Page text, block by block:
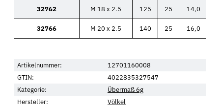
32762 M 18 x 2.5 125 25 14,0
32766 M 20 x 2.5 140 25 16,0
Artikelnummer:
12701160008
GTIN:
4022835327547
Kategorie:
Übermaß 6g
Hersteller:
Völkel